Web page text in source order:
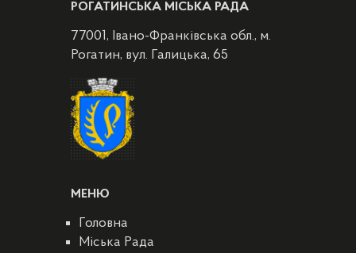
РОГАТИНСЬКА МІСЬКА РАДА
77001, Івано-Франківська обл., м.
Рогатин, вул. Галицька, 65
МЕНЮ
Головна
Міська Рада